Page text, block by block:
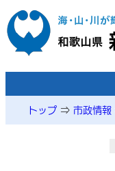
本文へ移動
トップ ⇒ 市政情報